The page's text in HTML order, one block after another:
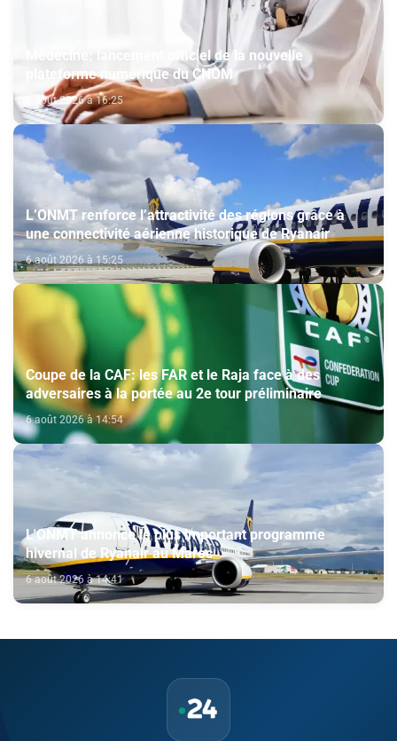
Médecine: lancement officiel de la nouvelle
plateforme numérique du CNOM
6 août 2026 à 16:25
L’ONMT renforce l’attractivité des régions grâce à
une connectivité aérienne historique de Ryanair
6 août 2026 à 15:25
Coupe de la CAF: les FAR et le Raja face à des
adversaires à la portée au 2e tour préliminaire
6 août 2026 à 14:54
L'ONMT annonce le plus important programme
hivernal de Ryanair au Maroc
6 août 2026 à 14:41